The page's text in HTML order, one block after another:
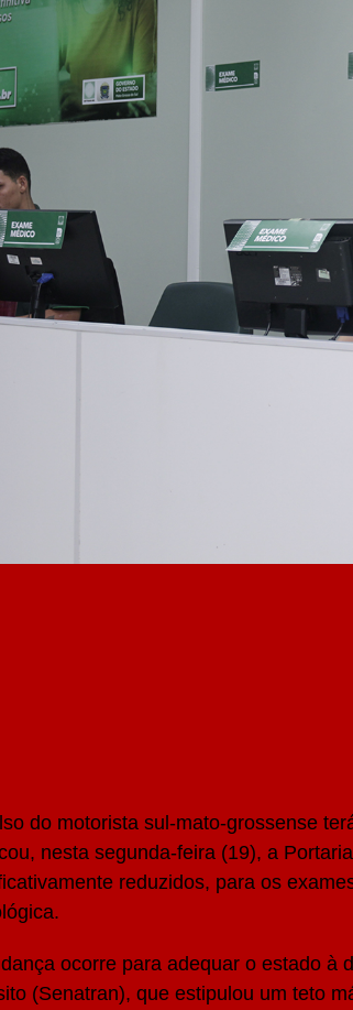
do motorista sul-mato-grossense
nesta segunda-feira (19), a
reduzidos, para os
ocorre para adequar o estado à
(Senatran), que estipulou um teto